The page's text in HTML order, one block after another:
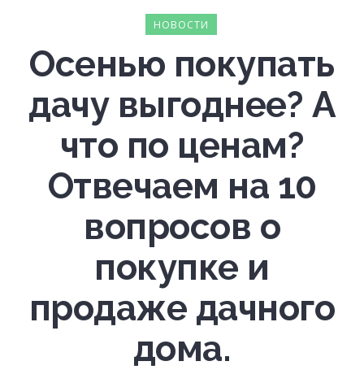
Пароль Забыли?
Запомнить
ВОЙТИ В СИСТЕМУ
Регистрация
НОВОСТИ
Осенью покупать
дачу выгоднее? А
что по ценам?
Отвечаем на 10
вопросов о
покупке и
продаже дачного
дома.